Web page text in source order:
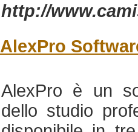
http://
AlexPro
AlexPro è un
dello studio